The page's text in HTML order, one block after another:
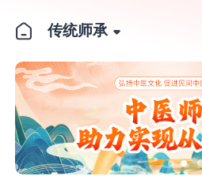
传统师承